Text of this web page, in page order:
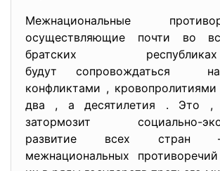
Межнациональные
осуществляющие почти во
братских
будут сопровождаться
конфликтами ,
два , а десятилетия . Это ,
затормозит социально-
развитие всех стран
межнациональных